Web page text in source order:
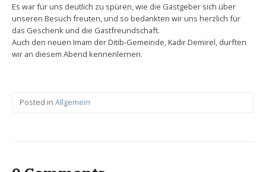
Es war für uns deutlich zu spüren, wie die Gastgeber sich über
unseren Besuch freuten, und so bedankten wir uns herzlich für
das Geschenk und die Gastfreundschaft.
Auch den neuen Imam der Ditib-Gemeinde, Kadir Demirel, durften
wir an diesem Abend kennenlernen.
Posted in Allgemein